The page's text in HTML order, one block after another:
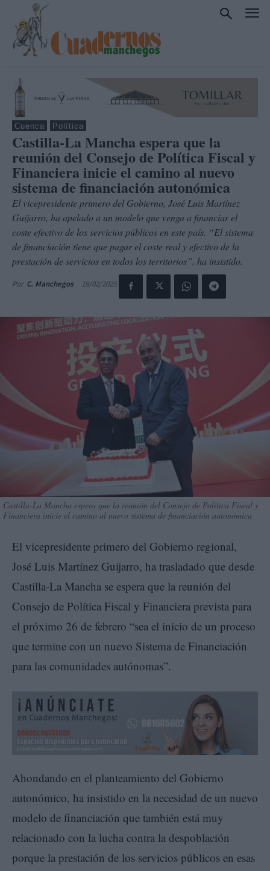
Cuenca Política
Castilla-La Mancha espera que la
reunión del Consejo de Política Fiscal y
Financiera inicie el camino al nuevo
sistema de financiación autonómica
El vicepresidente primero del Gobierno, José Luis Martínez
Guijarro, ha apelado a un modelo que venga a financiar el
coste efectivo de los servicios públicos en este país. “El sistema
de financiación tiene que pagar el coste real y efectivo de la
prestación de servicios en todos los territorios”, ha insistido.
Por C. Manchegos 19/02/2025
Castilla-La Mancha espera que la reunión del Consejo de Política Fiscal y
Financiera inicie el camino al nuevo sistema de financiación autonómica
El vicepresidente primero del Gobierno regional,
José Luis Martínez Guijarro, ha trasladado que desde
Castilla-La Mancha se espera que la reunión del
Consejo de Política Fiscal y Financiera prevista para
el próximo 26 de febrero “sea el inicio de un proceso
que termine con un nuevo Sistema de Financiación
para las comunidades autónomas”.
Ahondando en el planteamiento del Gobierno
autonómico, ha insistido en la necesidad de un nuevo
modelo de financiación que también está muy
relacionado con la lucha contra la despoblación
porque la prestación de los servicios públicos en esas